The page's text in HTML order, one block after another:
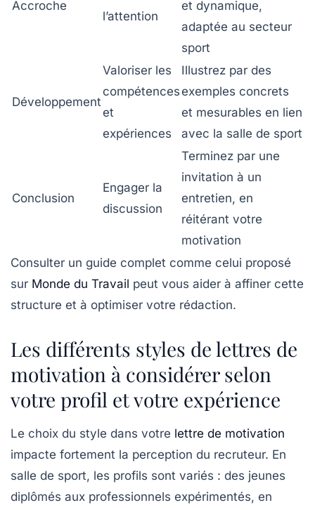
Accroche
l’attention
et dynamique,
adaptée au secteur
sport
Développement
Valoriser les
compétences
et
expériences
Illustrez par des
exemples concrets
et mesurables en lien
avec la salle de sport
Conclusion
Engager la
discussion
Terminez par une
invitation à un
entretien, en
réitérant votre
motivation
Consulter un guide complet comme celui proposé
sur Monde du Travail peut vous aider à affiner cette
structure et à optimiser votre rédaction.
Les différents styles de lettres de
motivation à considérer selon
votre profil et votre expérience
Le choix du style dans votre lettre de motivation
impacte fortement la perception du recruteur. En
salle de sport, les profils sont variés : des jeunes
diplômés aux professionnels expérimentés, en